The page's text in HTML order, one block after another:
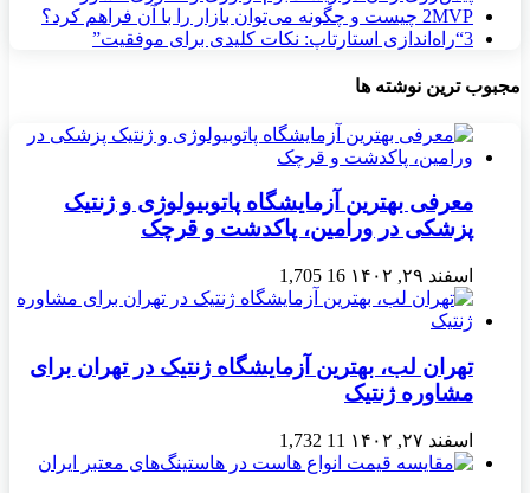
2MVP چیست و چگونه می‌توان بازار را با آن فراهم کرد؟
3“راه‌اندازی استارتاپ: نکات کلیدی برای موفقیت”
مجبوب ترین نوشته ها
معرفی بهترین آزمایشگاه پاتوبیولوژی و ژنتیک
پزشکی در ورامین، پاکدشت و قرچک
اسفند ۲۹, ۱۴۰۲ 16
1,705
تهران لب، بهترین آزمایشگاه ژنتیک در تهران برای
مشاوره ژنتیک
اسفند ۲۷, ۱۴۰۲ 11
1,732